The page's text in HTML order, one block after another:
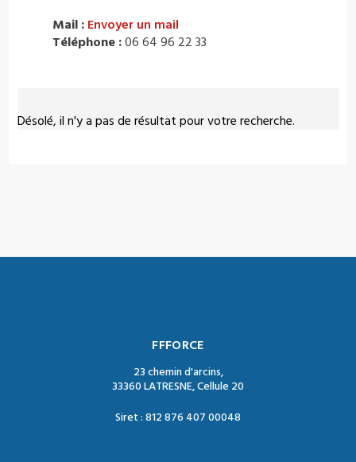
Désolé, il n'y a pas de résultat pour votre recherche.
Mail : Envoyer un mail
Téléphone :06 64 96 22 33
FFFORCE
23 chemin d'arcins,
33360 LATRESNE, Cellule 20
Siret : 812 876 407 00048